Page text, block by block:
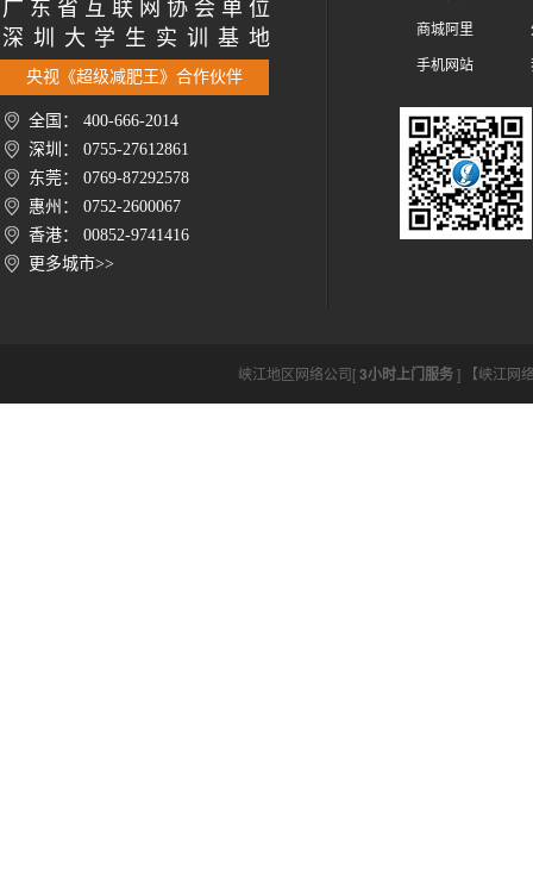
广 东 省 互 联 网 协 会 单 位
深 圳 大 学 生 实 训 基 地
央视《超级减肥王》合作伙伴
全国： 400-666-2014
深圳： 0755-27612861
东莞： 0769-87292578
惠州： 0752-2600067
香港： 00852-9741416
更多城市>>
商城阿里
手机网站
峡江地区网络公司[3小时上门服务] 【峡江网